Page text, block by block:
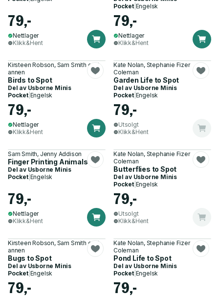
79,-
Nettlager
Klikk&Hent
Pocket| Engelsk
79,-
Nettlager
Klikk&Hent
Kirsteen Robson, Sam Smith og 1
annen
Birds to Spot
Del av Usborne Minis
Pocket| Engelsk
79,-
Nettlager
Klikk&Hent
Kate Nolan, Stephanie Fizer
Coleman
Garden Life to Spot
Del av Usborne Minis
Pocket| Engelsk
79,-
Utsolgt
Klikk&Hent
Sam Smith, Jenny Addison
Finger Printing Animals
Del av Usborne Minis
Pocket| Engelsk
79,-
Nettlager
Klikk&Hent
Kate Nolan, Stephanie Fizer
Coleman
Butterflies to Spot
Del av Usborne Minis
Pocket| Engelsk
79,-
Utsolgt
Klikk&Hent
Kirsteen Robson, Sam Smith og 1
annen
Bugs to Spot
Del av Usborne Minis
Pocket| Engelsk
79,-
Kate Nolan, Stephanie Fizer
Coleman
Pond Life to Spot
Del av Usborne Minis
Pocket| Engelsk
79,-